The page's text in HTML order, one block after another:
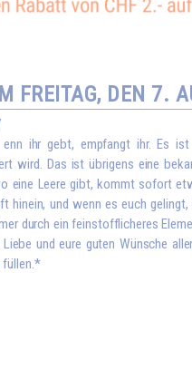
FREITAG, DEN 7.
enn ihr gebt, empfangt ihr. Es
wird. Das ist übrigens eine
eine Leere gibt, kommt sofort
hinein, und wenn es euch
durch ein feinstofflicheres
Liebe und eure guten Wünsche
füllen.*